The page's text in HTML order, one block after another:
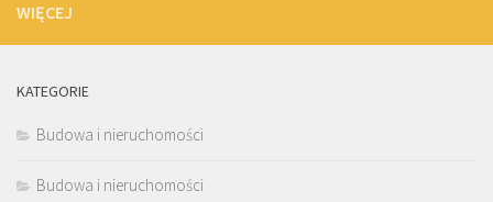
WIĘCEJ
KATEGORIE
Budowa i nieruchomości
Budowa i nieruchomości